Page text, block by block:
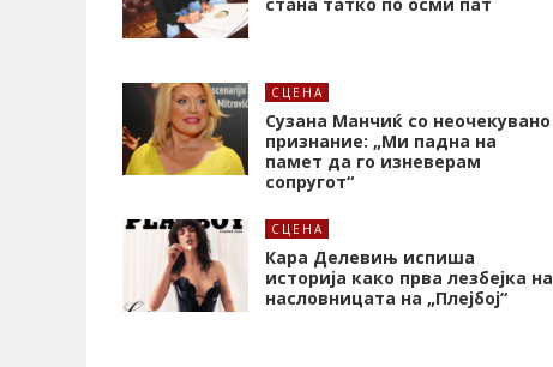
СЦЕНА
Сузана Манчиќ со неочекувано
признание: „Ми падна на
памет да го изневерам
сопругот“
СЦЕНА
Кара Делевињ испиша
историја како прва лезбејка на
насловницата на „Плејбој“